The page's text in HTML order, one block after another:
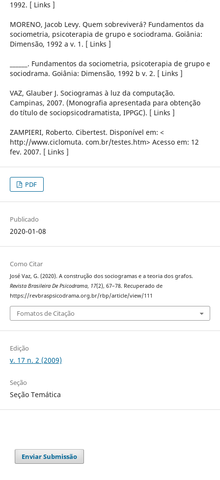
1992. [ Links ]
MORENO, Jacob Levy. Quem sobreviverá? Fundamentos da
sociometria, psicoterapia de grupo e sociodrama. Goiânia:
Dimensão, 1992 a v. 1. [ Links ]
______. Fundamentos da sociometria, psicoterapia de grupo e
sociodrama. Goiânia: Dimensão, 1992 b v. 2. [ Links ]
VAZ, Glauber J. Sociogramas à luz da computação.
Campinas, 2007. (Monografia apresentada para obtenção
do título de sociopsicodramatista, IPPGC). [ Links ]
ZAMPIERI, Roberto. Cibertest. Disponível em: <
http://www.ciclomuta. com.br/testes.htm> Acesso em: 12
fev. 2007. [ Links ]
PDF
Publicado
2020-01-08
Como Citar
José Vaz, G. (2020). A construção dos sociogramas e a teoria dos grafos.
Revista Brasileira De Psicodrama, 17(2), 67–78. Recuperado de
https://revbraspsicodrama.org.br/rbp/article/view/111
Fomatos de Citação
Edição
v. 17 n. 2 (2009)
Seção
Seção Temática
Enviar Submissão